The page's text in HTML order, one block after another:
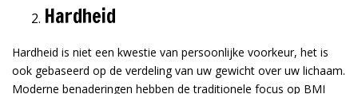
Hardheid
Hardheid is niet een kwestie van persoonlijke voorkeur, het is
ook gebaseerd op de verdeling van uw gewicht over uw lichaam.
Moderne benaderingen hebben de traditionele focus op BMI